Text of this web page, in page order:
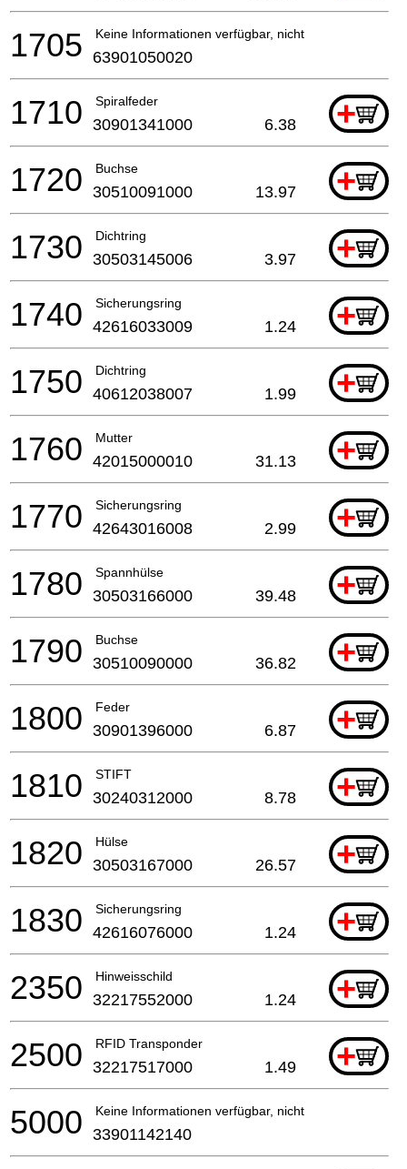
Keine Informationen verfügbar, nicht bestellbar
1705 63901050020
Spiralfeder +
1710 30901341000 6.38
Buchse +
1720 30510091000 13.97
Dichtring +
1730 30503145006 3.97
Sicherungsring +
1740 42616033009 1.24
Dichtring +
1750 40612038007 1.99
Mutter +
1760 42015000010 31.13
Sicherungsring +
1770 42643016008 2.99
Spannhülse +
1780 30503166000 39.48
Buchse +
1790 30510090000 36.82
Feder +
1800 30901396000 6.87
STIFT +
1810 30240312000 8.78
Hülse +
1820 30503167000 26.57
Sicherungsring +
1830 42616076000 1.24
Hinweisschild +
2350 32217552000 1.24
RFID Transponder +
2500 32217517000 1.49
Keine Informationen verfügbar, nicht bestellbar
5000 33901142140